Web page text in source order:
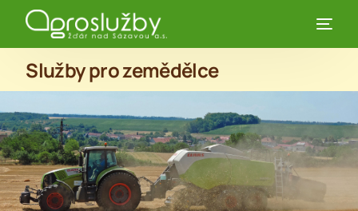
Služby pro zemědělce